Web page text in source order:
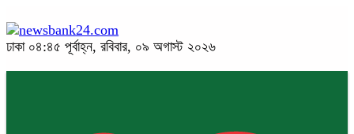
ঢাকা ০৪:৪৫ পূর্বাহ্ন, রবিবার, ০৯ অগাস্ট ২০২৬